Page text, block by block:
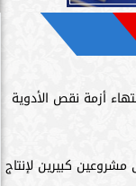
أزمة نقص الأدوية
مشروعين كبيرين لإنتاج